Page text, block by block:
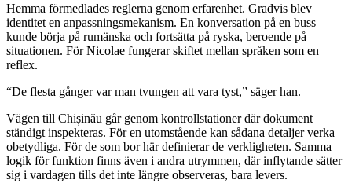
Hemma förmedlades reglerna genom erfarenhet. Gradvis blev
identitet en anpassningsmekanism. En konversation på en buss
kunde börja på rumänska och fortsätta på ryska, beroende på
situationen. För Nicolae fungerar skiftet mellan språken som en
reflex.
“De flesta gånger var man tvungen att vara tyst,” säger han.
Vägen till Chișinău går genom kontrollstationer där dokument
ständigt inspekteras. För en utomstående kan sådana detaljer verka
obetydliga. För de som bor här definierar de verkligheten. Samma
logik för funktion finns även i andra utrymmen, där inflytande sätter
sig i vardagen tills det inte längre observeras, bara levers.